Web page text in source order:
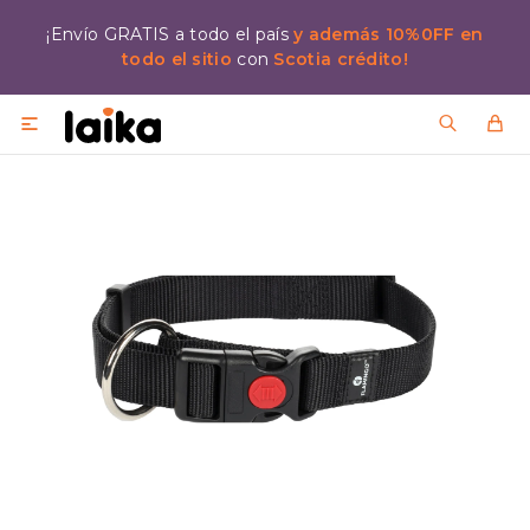
¡Envío GRATIS a todo el paísy además 10%0FF en
todo el sitio con Scotia crédito!
